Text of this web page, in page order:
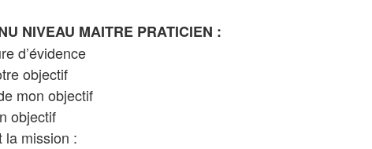
NIVEAU MAITRE PRATICIEN :
d’évidence
objectif
mon objectif
objectif
la mission :